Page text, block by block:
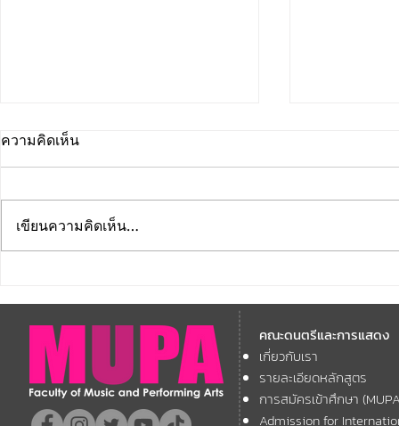
มหาวิทยาลัยบูรพา ขอแสดง
ความยินดี กับคณาจารย์ของ
คณะฯ ที่ได้รับการตอบรับให้นำ
เสนอผลงานวิชาการ ในงาน
ประชุมวิชาการระดับชาติและ
มหาวิทยาลั
โครงการ
11th
Forum
ความคิดเห็น
เขียนความคิดเห็น…
คณะดนตรีและการแสดง
เกี่ยวกับเรา
รายละเอียดหลักสูตร
การสมัครเข้าศึกษา
Admission for